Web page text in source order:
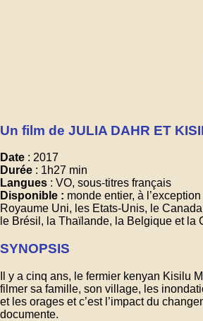
Un film de JULIA DAHR ET
Date : 2017
Durée : 1h27 min
Langues : VO, sous-titres français
Disponible : monde entier, à
Royaume Uni, les Etats-Unis, le
le Brésil, la Thaïlande, la Belgique et la
SYNOPSIS
Il y a cinq ans, le fermier kenyan Kisilu
filmer sa famille, son village, les
et les orages et c’est l’impact du
documente.